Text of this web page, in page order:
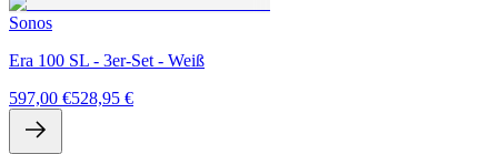
Sonos
Era 100 SL - 3er-Set - Weiß
597,00 €528,95 €